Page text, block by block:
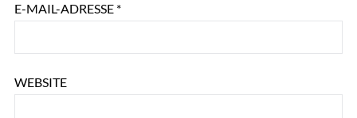
E-MAIL-ADRESSE *
WEBSITE